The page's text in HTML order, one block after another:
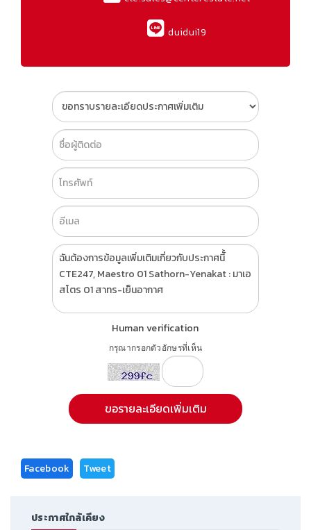
duidui19
Human verification
กรุณากรอกตัวอักษรที่เห็น
Facebook Tweet
ประกาศใกล้เคียง